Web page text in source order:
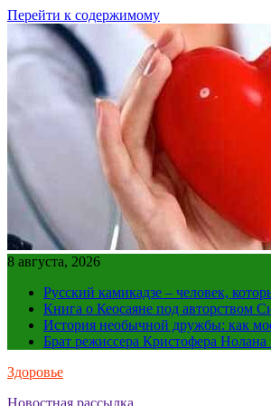
Перейти к содержимому
8 августа, 2026
Русский камикадзе – человек,
Книга о Кеосаяне под авторством
История необычной дружбы: как
Брат режиссера Кристофера
Здоровье
Новостная рассылка